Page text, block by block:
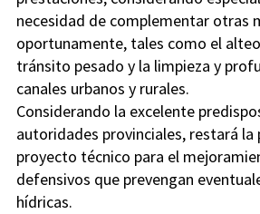
necesidad de complementar otras
oportunamente, tales como el
tránsito pesado y la limpieza y
canales urbanos y rurales.
Considerando la excelente
autoridades provinciales, restará la
proyecto técnico para el
defensivos que prevengan
hídricas.